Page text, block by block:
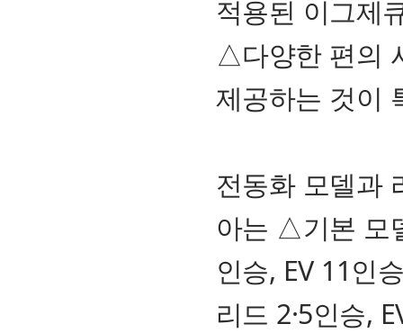
적용된 이그제
△다양한 편의
제공하는 것이
전동화 모델과
아는 △기본 모
인승, EV 11인
리드 2·5인승,